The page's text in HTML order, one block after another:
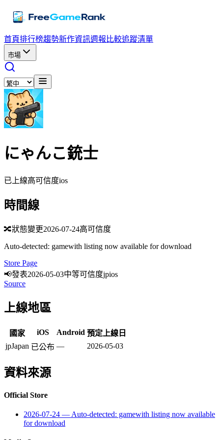
首頁排行榜趨勢新作資訊週報 比較追蹤清單
市場
にゃんこ銃士
已上線高可信度ios
時間線
🔀狀態變更2026-07-24高可信度
Auto-detected: gamewith listing now available for download
Store Page
📢發表2026-05-03中等可信度jpios
Source
上線地區
國家 iOS Android 預定上線日
jpJapan 已公布 — 2026-05-03
資料來源
Official Store
2026-07-24 — Auto-detected: gamewith listing now available
for download